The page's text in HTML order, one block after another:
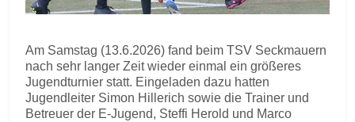
Am Samstag (13.6.2026) fand beim TSV Seckmauern
nach sehr langer Zeit wieder einmal ein größeres
Jugendturnier statt. Eingeladen dazu hatten
Jugendleiter Simon Hillerich sowie die Trainer und
Betreuer der E-Jugend, Steffi Herold und Marco